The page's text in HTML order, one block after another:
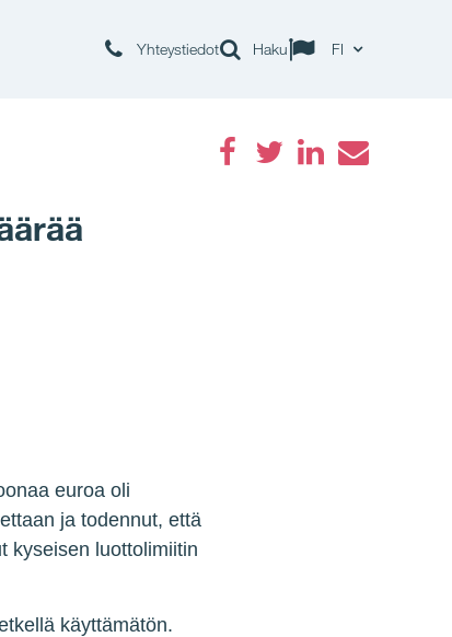
Yhteystiedot Haku FI
euroa oli
ja todennut, että
kyseisen luottolimiitin
käyttämätön.